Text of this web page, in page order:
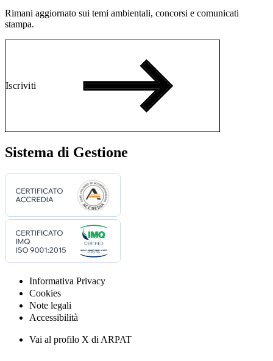
Rimani aggiornato sui temi ambientali, concorsi e comunicati
stampa.
Iscriviti
Sistema di Gestione
Informativa Privacy
Cookies
Note legali
Accessibilità
Vai al profilo X di ARPAT